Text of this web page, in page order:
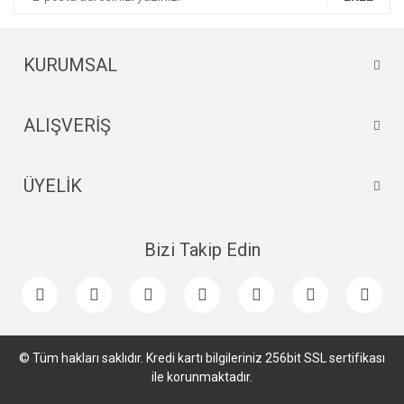
KURUMSAL
ALIŞVERİŞ
ÜYELİK
Bizi Takip Edin
© Tüm hakları saklıdır. Kredi kartı bilgileriniz 256bit SSL sertifikası
ile korunmaktadır.